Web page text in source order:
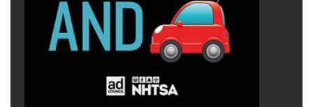
Tại sao hiện diện thay đổi mọi thứ?
Hầu hết chúng ta đều sống trong cái mà các
định”- một mô hình hoạt động của não bộ liên